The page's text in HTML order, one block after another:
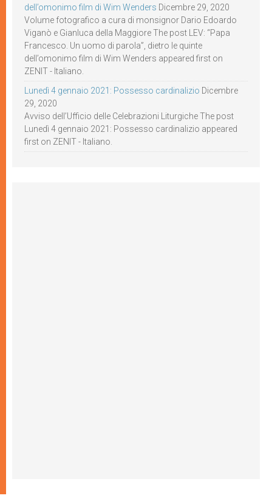
dell’omonimo film di Wim Wenders Dicembre 29, 2020
Volume fotografico a cura di monsignor Dario Edoardo
Viganò e Gianluca della Maggiore The post LEV: “Papa
Francesco. Un uomo di parola”, dietro le quinte
dell’omonimo film di Wim Wenders appeared first on
ZENIT - Italiano.
Lunedì 4 gennaio 2021: Possesso cardinalizio Dicembre
29, 2020
Avviso dell’Ufficio delle Celebrazioni Liturgiche The post
Lunedì 4 gennaio 2021: Possesso cardinalizio appeared
first on ZENIT - Italiano.